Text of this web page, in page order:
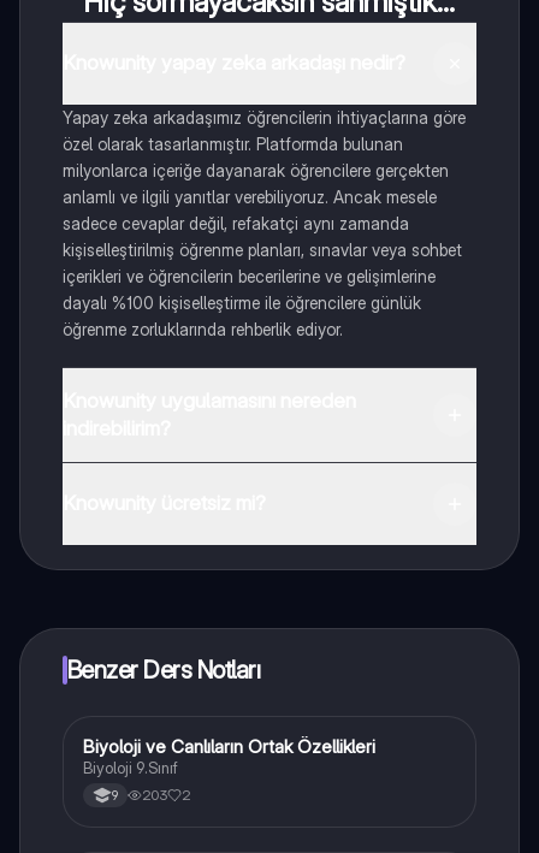
Yapay zeka arkadaşımız öğrencilerin ihtiyaçlarına göre
özel olarak tasarlanmıştır. Platformda bulunan
milyonlarca içeriğe dayanarak öğrencilere gerçekten
anlamlı ve ilgili yanıtlar verebiliyoruz. Ancak mesele
sadece cevaplar değil, refakatçi aynı zamanda
kişiselleştirilmiş öğrenme planları, sınavlar veya sohbet
içerikleri ve öğrencilerin becerilerine ve gelişimlerine
dayalı %100 kişiselleştirme ile öğrencilere günlük
öğrenme zorluklarında rehberlik ediyor.
Benzer Ders Notları
Biyoloji
Biyoloji ve Canlıların Ortak Özellikleri
Biyoloji 9.Sınıf
9 203 2